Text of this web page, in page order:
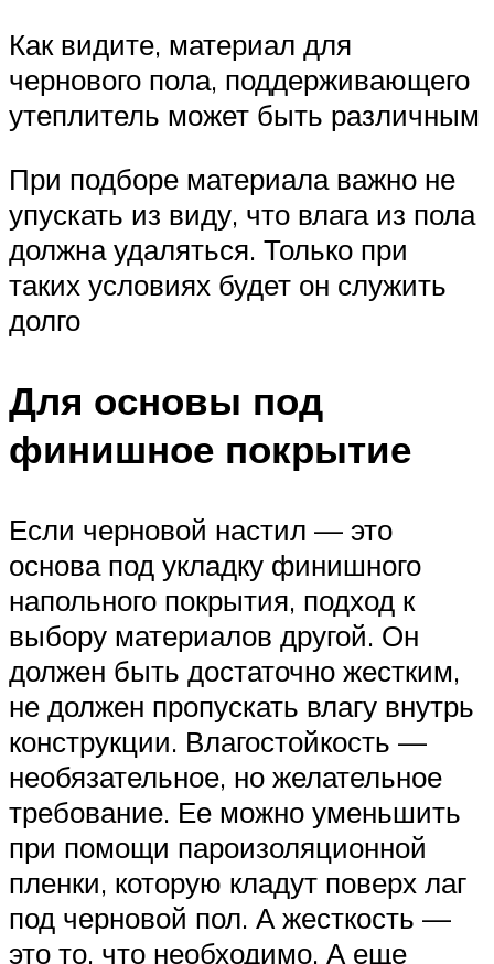
Как видите, материал для
чернового пола, поддерживающего
утеплитель может быть различным
При подборе материала важно не
упускать из виду, что влага из пола
должна удаляться. Только при
таких условиях будет он служить
долго
Для основы под
финишное покрытие
Если черновой настил — это
основа под укладку финишного
напольного покрытия, подход к
выбору материалов другой. Он
должен быть достаточно жестким,
не должен пропускать влагу внутрь
конструкции. Влагостойкость —
необязательное, но желательное
требование. Ее можно уменьшить
при помощи пароизоляционной
пленки, которую кладут поверх лаг
под черновой пол. А жесткость —
это то, что необходимо. А еще